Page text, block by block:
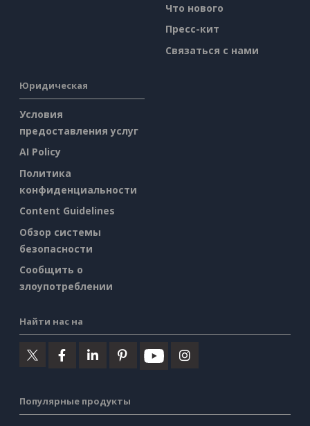
Что нового
Пресс-кит
Связаться с нами
Юридическая
Условия
предоставления услуг
AI Policy
Политика
конфиденциальности
Content Guidelines
Обзор системы
безопасности
Сообщить о
злоупотреблении
Найти нас на
Популярные продукты